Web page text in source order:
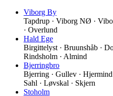
Viborg By
Tapdrup · Viborg NØ ·
· Overlund
Hald Ege
Birgittelyst · Bruunshåb ·
Rindsholm · Almind
Bjerringbro
Bjerring · Gullev · Hjermind
Sahl · Løvskal · Skjern
Stoholm